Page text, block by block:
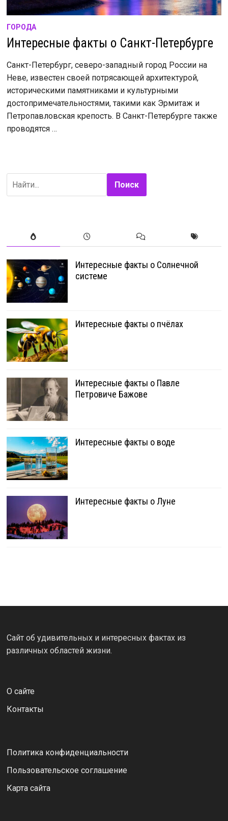
ГОРОДА
Интересные факты о Санкт-Петербурге
Санкт-Петербург, северо-западный город России на
Неве, известен своей потрясающей архитектурой,
историческими памятниками и культурными
достопримечательностями, такими как Эрмитаж и
Петропавловская крепость. В Санкт-Петербурге также
проводятся …
Поиск
Интересные факты о Солнечной
системе
Интересные факты о пчёлах
Интересные факты о Павле
Петровиче Бажове
Интересные факты о воде
Интересные факты о Луне
Сайт об удивительных и интересных фактах из
различных областей жизни.
О сайте
Контакты
Политика конфиденциальности
Пользовательское соглашение
Карта сайта